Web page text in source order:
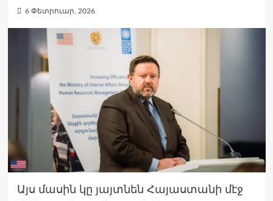
6 Փետրուար, 2026
Այս մասին կը յայտնեն Հայաստանի մէջ